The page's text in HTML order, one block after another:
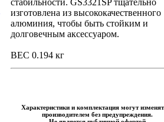
изготовлена из высококачественного
алюминия, чтобы быть стойким и
долговечным аксессуаром.
ВЕС 0.194 кг
Характеристики и комплектация могут
производителем без предупреждения.